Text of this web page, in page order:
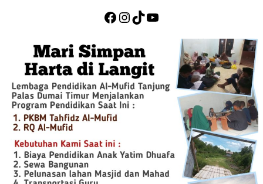
Facebook
Instagram
TikTok
YouTube